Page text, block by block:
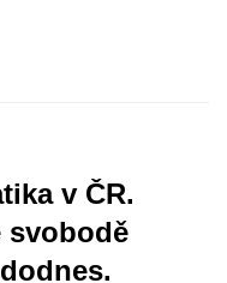
v ČR.
svobodě